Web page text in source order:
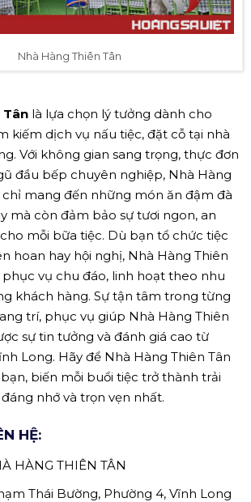
Nhà Hàng Thiên Tân
Tân là lựa chọn lý tưởng dành cho
kiếm dịch vụ nấu tiệc, đặt cỗ tại nhà
Với không gian sang trọng, thực đơn
đầu bếp chuyên nghiệp, Nhà Hàng
mang đến những món ăn đậm đà
mà còn đảm bảo sự tươi ngon, an
mỗi bữa tiệc. Dù bạn tổ chức tiệc
hoan hay hội nghị, Nhà Hàng Thiên
vụ chu đáo, linh hoạt theo nhu
khách hàng. Sự tận tâm trong từng
trí, phục vụ giúp Nhà Hàng Thiên
sự tin tưởng và đánh giá cao từ
Long. Hãy để Nhà Hàng Thiên Tân
biến mỗi buổi tiệc trở thành trải
nhớ và trọn vẹn nhất.
HỆ:
HÀNG THIÊN TÂN
Thái Bường, Phường 4, Vĩnh Long